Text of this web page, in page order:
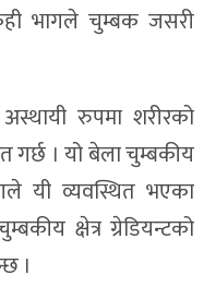
भागले चुम्बक जसरी
रुपमा शरीरको
गर्छ । यो बेला चुम्बकीय
यी व्यवस्थित भएका
क्षेत्र ग्रेडियन्टको
।